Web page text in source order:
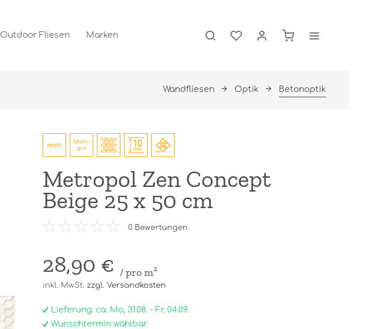
Outdoor Fliesen Marken
Wandfliesen Optik Betonoptik
Metropol Zen Concept
Beige 25 x 50 cm
0Bewertungen
28,90 € / pro m²
inkl. MwSt. zzgl. Versandkosten
Lieferung: ca. Mo, 31.08. - Fr, 04.09.
Wunschtermin wählbar